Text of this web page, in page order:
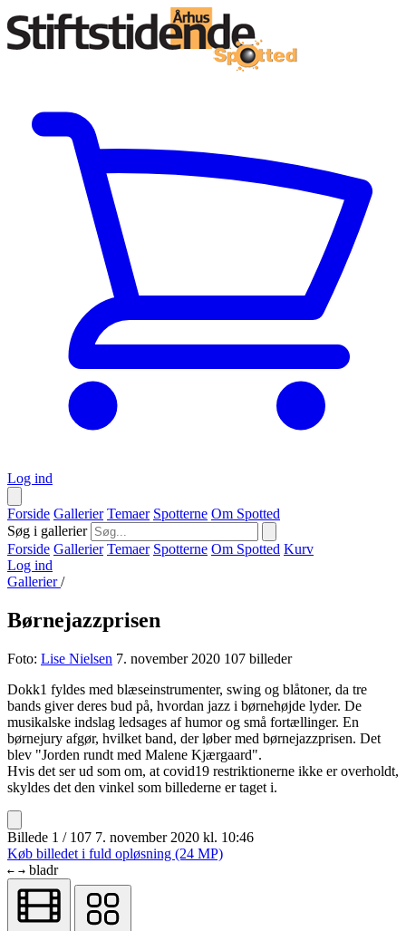
Log ind
Forside Gallerier Temaer Spotterne Om Spotted
Søg i gallerier
Forside Gallerier Temaer Spotterne Om Spotted Kurv
Log ind
Gallerier/
Børnejazzprisen
Foto: Lise Nielsen 7. november 2020 107 billeder
Dokk1 fyldes med blæseinstrumenter, swing og blåtoner, da tre
bands giver deres bud på, hvordan jazz i børnehøjde lyder. De
musikalske indslag ledsages af humor og små fortællinger. En
børnejury afgør, hvilket band, der løber med børnejazzprisen. Det
blev "Jorden rundt med Malene Kjærgaard".
Hvis det ser ud som om, at covid19 restriktionerne ikke er overholdt,
skyldes det den vinkel som billederne er taget i.
Billede 1 / 107 7. november 2020 kl. 10:46
Køb billedet i fuld opløsning (24 MP)
← → bladr